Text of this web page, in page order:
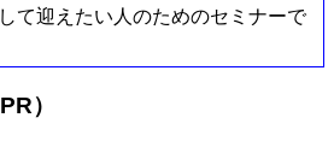
て迎えたい人のためのセミナーで
）